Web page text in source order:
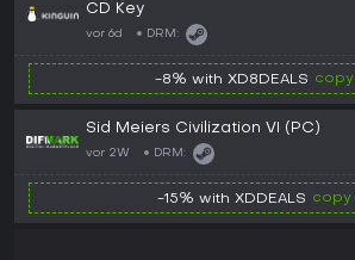
CD Key
vor 6d DRM:
-8% with XD8DEALS copy
Sid Meiers Civilization VI (PC)
vor 2W DRM:
-15% with XDDEALS copy